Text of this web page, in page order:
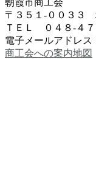
朝霞市商工会
〒３５１-００３３
ＴＥＬ ０４８-４
電子メールアドレス
商工会への案内地図